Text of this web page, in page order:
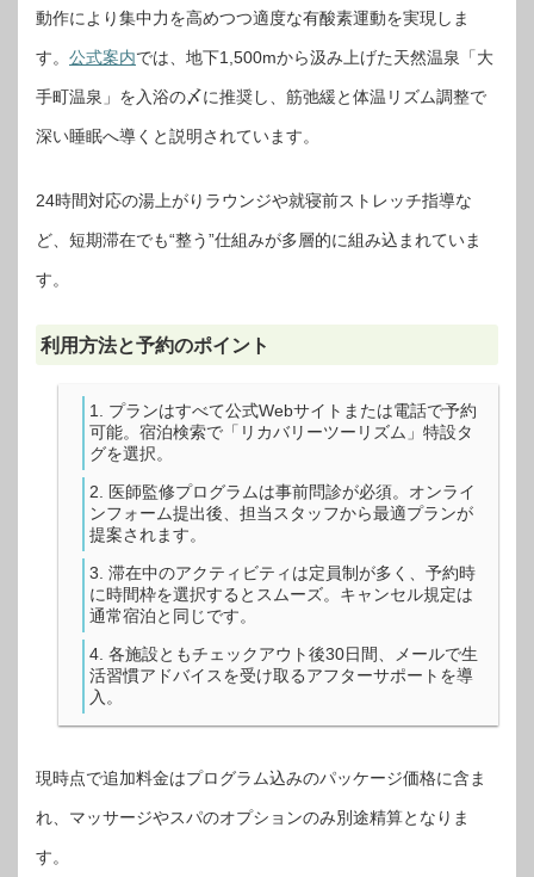
動作により集中力を高めつつ適度な有酸素運動を実現しま
す。 公式案内では、地下1,500mから汲み上げた天然温泉「大
手町温泉」を入浴の〆に推奨し、筋弛緩と体温リズム調整で
深い睡眠へ導くと説明されています。
24時間対応の湯上がりラウンジや就寝前ストレッチ指導な
ど、短期滞在でも“整う”仕組みが多層的に組み込まれていま
す。
利用方法と予約のポイント
プランはすべて公式Webサイトまたは電話で予約
可能。宿泊検索で「リカバリーツーリズム」特設タ
グを選択。
医師監修プログラムは事前問診が必須。オンライ
ンフォーム提出後、担当スタッフから最適プランが
提案されます。
滞在中のアクティビティは定員制が多く、予約時
に時間枠を選択するとスムーズ。キャンセル規定は
通常宿泊と同じです。
各施設ともチェックアウト後30日間、メールで生
活習慣アドバイスを受け取るアフターサポートを導
入。
現時点で追加料金はプログラム込みのパッケージ価格に含ま
れ、マッサージやスパのオプションのみ別途精算となりま
す。